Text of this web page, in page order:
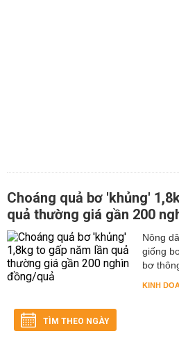
Choáng quả bơ 'khủng'
quả thường giá gần 200
Nông
giống
bơ
KINH
TÌM THEO NGÀY